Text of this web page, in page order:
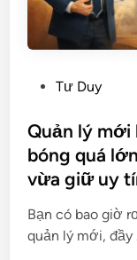
Tư Duy
Quản lý mới
bóng quá
vừa giữ uy
Bạn có bao giờ
quản lý mới, đầy